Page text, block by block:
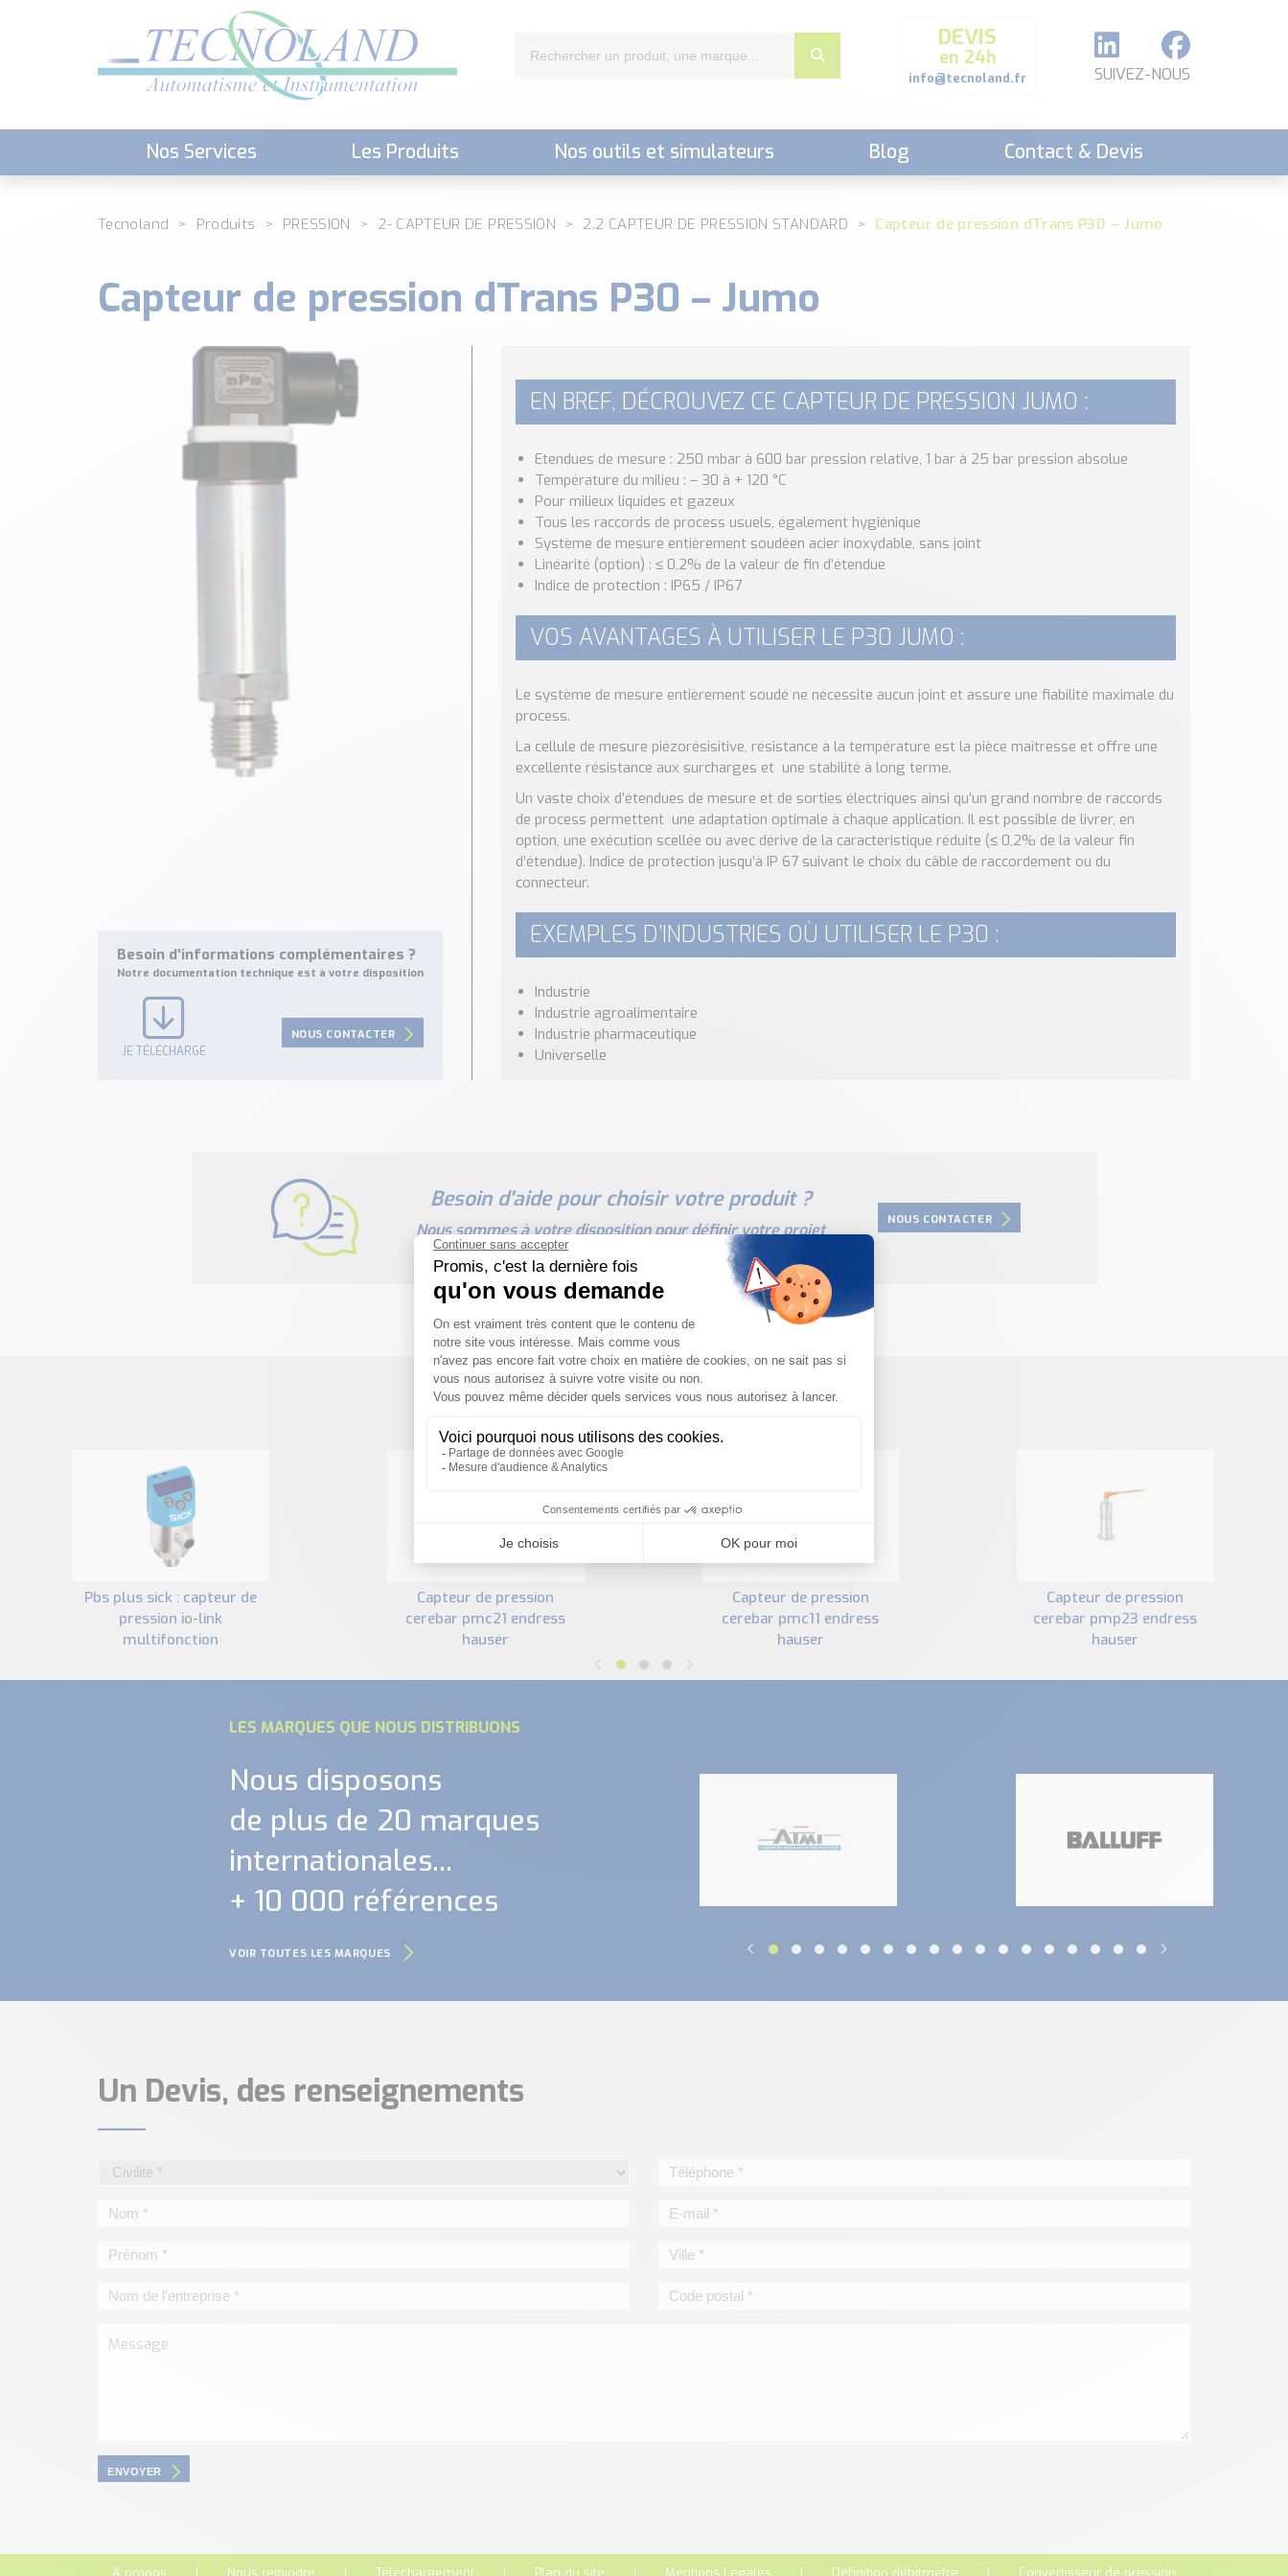
DEVIS
en 24h
info@tecnoland.fr SUIVEZ-NOUS
Nos Services Les Produits Nos outils et simulateurs Blog Contact & Devis
Tecnoland Produits PRESSION 2- CAPTEUR DE PRESSION 2.2 CAPTEUR DE PRESSION STANDARD Capteur de pression dTrans P30 – Jumo
Capteur de pression dTrans P30 – Jumo
Besoin d'informations complémentaires ?
Notre documentation technique est à votre disposition
JE TÉLÉCHARGE
NOUS CONTACTER
EN BREF, DÉCROUVEZ CE CAPTEUR DE PRESSION JUMO :
Etendues de mesure : 250 mbar à 600 bar pression relative, 1 bar à 25 bar pression absolue
Température du milieu : – 30 à + 120 °C
Pour milieux liquides et gazeux
Tous les raccords de process usuels, également hygiénique
Système de mesure entièrement soudéen acier inoxydable, sans joint
Linéarité (option) : ≤ 0,2% de la valeur de fin d’étendue
Indice de protection : IP65 / IP67
VOS AVANTAGES À UTILISER LE P30 JUMO :
Le système de mesure entièrement soudé ne nécessite aucun joint et assure une fiabilité maximale du
process.
La cellule de mesure piézorésisitive, résistance à la température est la pièce maîtresse et offre une
excellente résistance aux surcharges et une stabilité à long terme.
Un vaste choix d’étendues de mesure et de sorties électriques ainsi qu’un grand nombre de raccords
de process permettent une adaptation optimale à chaque application. Il est possible de livrer, en
option, une exécution scellée ou avec dérive de la caractéristique réduite (≤ 0,2% de la valeur fin
d’étendue). Indice de protection jusqu’à IP 67 suivant le choix du câble de raccordement ou du
connecteur.
EXEMPLES D’INDUSTRIES OÙ UTILISER LE P30 :
Industrie
Industrie agroalimentaire
Industrie pharmaceutique
Universelle
Besoin d'aide pour choisir votre produit ?
Nous sommes à votre disposition pour définir votre projet NOUS CONTACTER
PRODUITS SIMILAIRES
pbs plus sick : capteur de
pression io-link
multifonction
capteur de pression
cerebar pmc21 endress
hauser
capteur de pression
cerebar pmc11 endress
hauser
capteur de pression
cerebar pmp23 endress
hauser
LES MARQUES QUE NOUS DISTRIBUONS
Nous disposons
de plus de 20 marques
internationales...
+ 10 000 références
VOIR TOUTES LES MARQUES
Un Devis, des renseignements
ENVOYER
A propos Nous rejoindre Téléchargement Plan du site Mentions Légales Définition débitmètre Convertisseur de pression